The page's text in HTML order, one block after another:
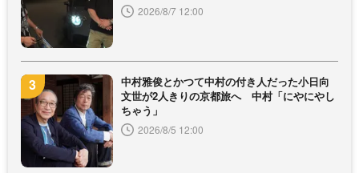
2026/8/7 12:00
中村雅俊とかつて中村の付き人だった小日向
文世が2人きりの京都旅へ 中村「にやにやし
ちゃう」
2026/8/5 12:00